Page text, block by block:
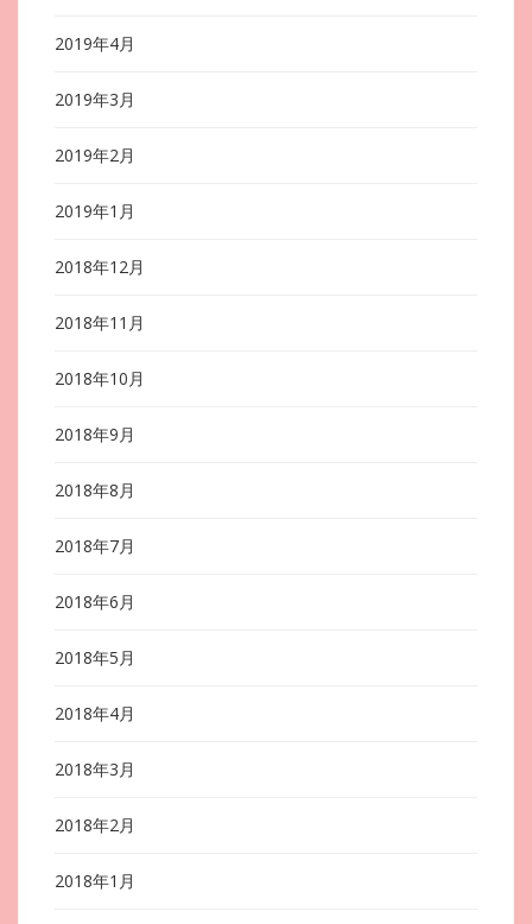
2019年4月
2019年3月
2019年2月
2019年1月
2018年12月
2018年11月
2018年10月
2018年9月
2018年8月
2018年7月
2018年6月
2018年5月
2018年4月
2018年3月
2018年2月
2018年1月